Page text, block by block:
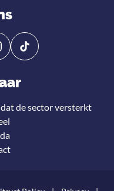
de sector versterkt